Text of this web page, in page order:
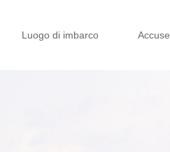
Luogo di imbarco Accuse.